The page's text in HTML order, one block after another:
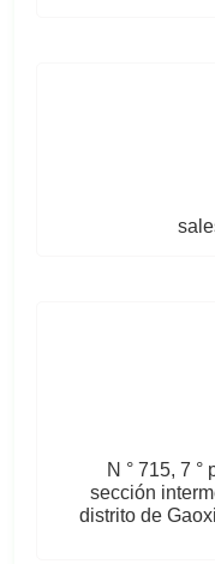
N ° 715, 7 °
sección
distrito de